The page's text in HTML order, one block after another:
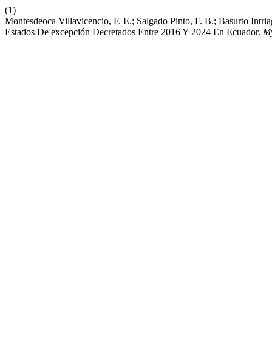
(1)
Montesdeoca Villavicencio, F. E.; Salgado Pinto, F. B.; Basurto
Estados De excepción Decretados Entre 2016 Y 2024 En Ecuador.